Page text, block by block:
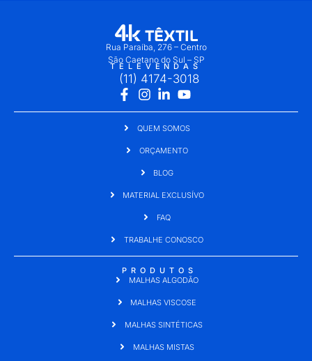
Rua Paraíba, 276 – Centro
São Caetano do Sul – SP
TELEVENDAS
(11) 4174-3018
QUEM SOMOS
ORÇAMENTO
BLOG
MATERIAL EXCLUSÍVO
FAQ
TRABALHE CONOSCO
PRODUTOS
MALHAS ALGODÃO
MALHAS VISCOSE
MALHAS SINTÉTICAS
MALHAS MISTAS